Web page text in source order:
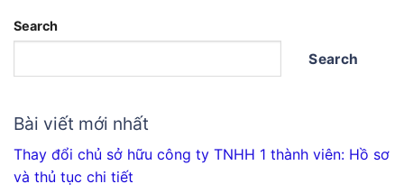
Search
Search
Bài viết mới nhất
Thay đổi chủ sở hữu công ty TNHH 1 thành viên: Hồ sơ
và thủ tục chi tiết